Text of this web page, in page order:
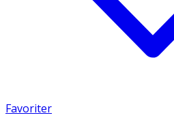
Favoriter